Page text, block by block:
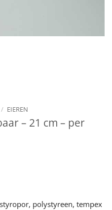
/ EIEREN
– 21 cm – per
polystyreen, tempex